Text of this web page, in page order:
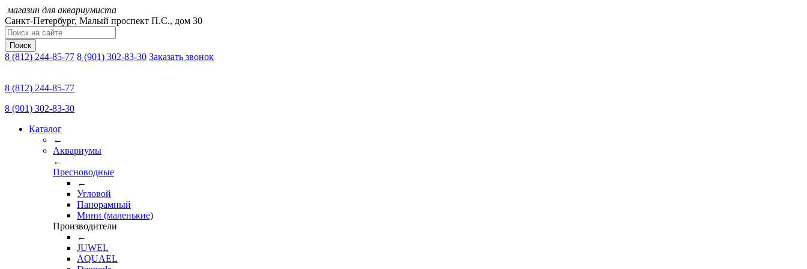
магазин для аквариумиста
Санкт-Петербург, Малый проспект П.C., дом 30
Поиск
8 (812) 244-85-77 8 (901) 302-83-30 Заказать звонок
8 (812) 244-85-77
8 (901) 302-83-30
Каталог
←
Аквариумы
←
Пресноводные
←
Угловой
Панорамный
Мини (маленькие)
Производители
←
JUWEL
AQUAEL